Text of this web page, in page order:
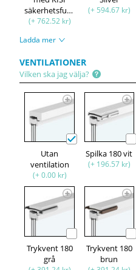
säkerhetsfunktion
(+ 762.52 kr)
(+ 594.67 kr)
Ladda mer
VENTILATIONER
Vilken ska jag välja?
Utan
ventilation
(+ 0.00 kr)
Spilka 180 vit
(+ 196.57 kr)
Trykvent 180
grå
Trykvent 180
brun